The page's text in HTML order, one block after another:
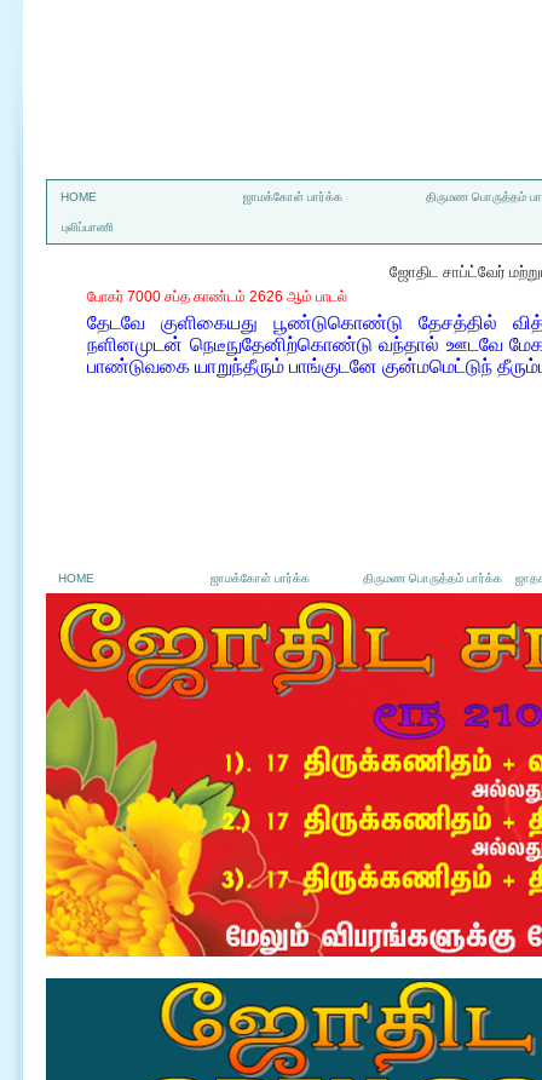
HOME ஜாமக்கோள் பார்க்க திருமண பொருத்தம்
புலிப்பாணி
ஜோதிட சாப்ட்வேர்
போகர் 7000 சப்த காண்டம் 2626 ஆம் பாடல்
தேடவே குளிகையது பூண்டுகொண்டு தேசத்தில்
நளினமுடன் நெடீநுதேனிற்கொண்டு வந்தால் ஊடவே
பாண்டுவகை யாறுந்தீரும் பாங்குடனே குன்மமெட்டுந்
HOME ஜாமக்கோள் பார்க்க திருமண பொருத்தம் பார்க்க